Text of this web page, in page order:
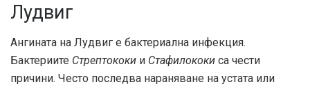
Лудвиг
Ангината на Лудвиг е бактериална инфекция.
Бактериите Стрептококи и Стафилококи са чести
причини. Често последва нараняване на устата или